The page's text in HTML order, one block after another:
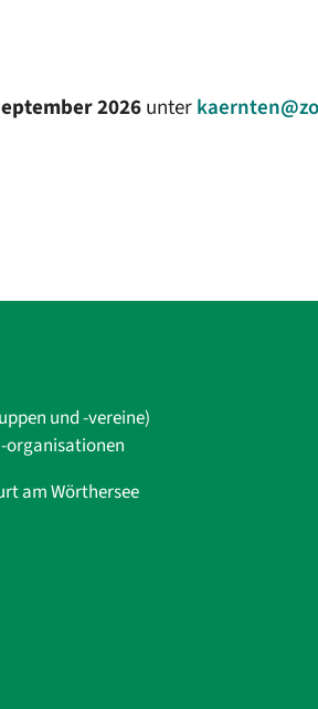
2026unter
und -vereine)
organisationen
am Wörthersee